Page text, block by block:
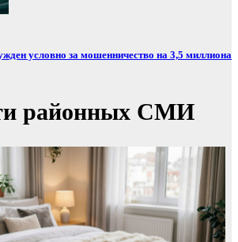
условно за мошенничество на 3,5 миллиона